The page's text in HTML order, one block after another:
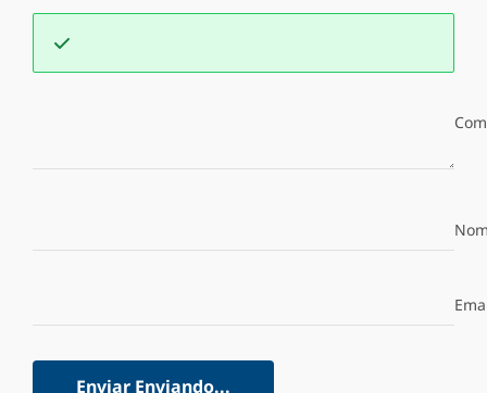
Enviar Enviando...